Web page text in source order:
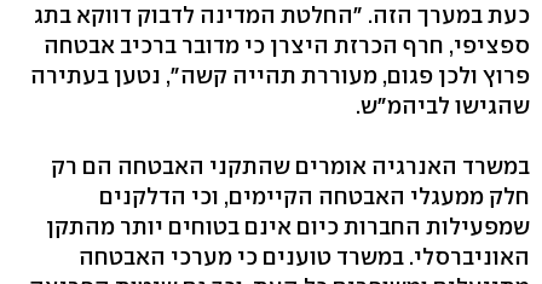
כעת במערך הזה. "החלטת המדינה לדבוק דווקא בתג
ספציפי, חרף הכרזת היצרן כי מדובר ברכיב אבטחה
פרוץ ולכן פגום, מעוררת תהייה קשה", נטען בעתירה
שהגישו לביהמ"ש.
במשרד האנרגיה אומרים שהתקני האבטחה הם רק
חלק ממעגלי האבטחה הקיימים, וכי הדלקנים
שמפעילות החברות כיום אינם בטוחים יותר מהתקן
האוניברסלי. במשרד טוענים כי מערכי האבטחה